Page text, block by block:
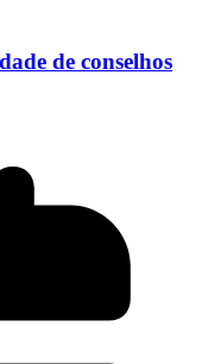
de conselhos